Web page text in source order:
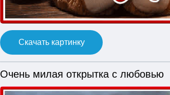
Скачать картинку
Очень милая открытка с любовью